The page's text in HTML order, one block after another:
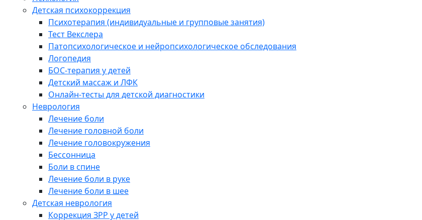
Детская психокоррекция
Психотерапия (индивидуальные и групповые занятия)
Тест Векслера
Патопсихологическое и нейропсихологическое обследования
Логопедия
БОС-терапия у детей
Детский массаж и ЛФК
Онлайн-тесты для детской диагностики
Неврология
Лечение боли
Лечение головной боли
Лечение головокружения
Бессонница
Боли в спине
Лечение боли в руке
Лечение боли в шее
Детская неврология
Коррекция ЗРР у детей